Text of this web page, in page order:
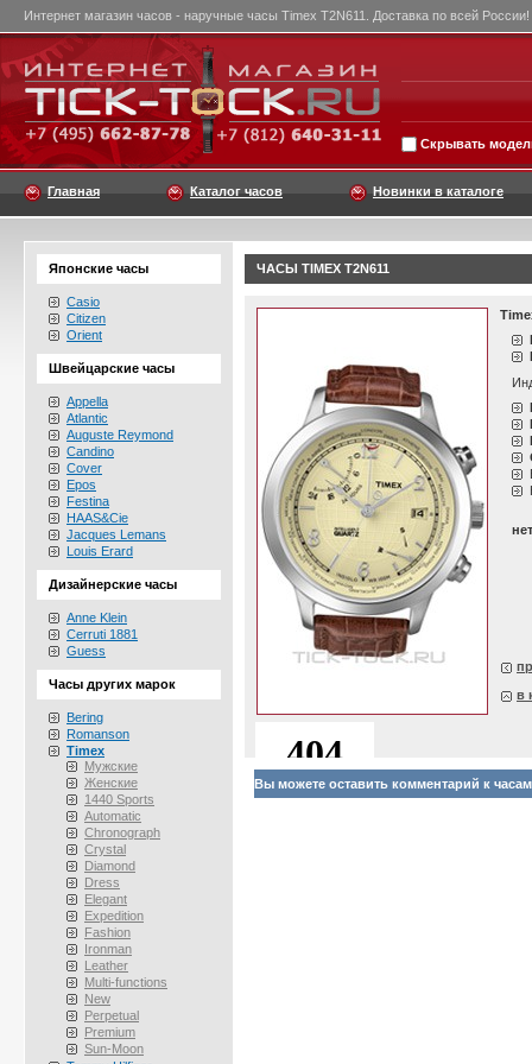
Интернет магазин часов - наручные часы Timex T2N611. Доставка по всей России!
Скрывать
Главная Каталог часов Новинки в каталоге
Японские часы
Casio
Citizen
Orient
Швейцарские часы
Appella
Atlantic
Auguste Reymond
Candino
Cover
Epos
Festina
HAAS&Cie
Jacques Lemans
Louis Erard
Дизайнерские часы
Anne Klein
Cerruti 1881
Guess
Часы других марок
Bering
Romanson
Timex
Мужские
Женские
1440 Sports
Automatic
Chronograph
Crystal
Diamond
Dress
Elegant
Expedition
Fashion
Ironman
Leather
Multi-functions
New
Perpetual
Premium
Sun-Moon
ЧАСЫ TIMEX T2N611
в
Вы можете оставить комментарий к